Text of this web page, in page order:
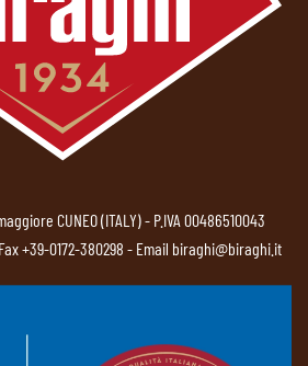
CUNEO (ITALY) - P.IVA 00486510043
+39-0172-380298 - Email biraghi@biraghi.it